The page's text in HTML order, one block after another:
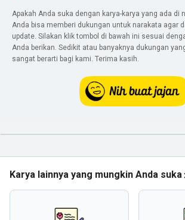
Apakah Anda suka dengan karya-karya yang ada di
Anda bisa memberi dukungan untuk narakata agar
update. Silakan klik tombol di bawah ini sesuai
Anda berikan. Sedikit atau banyaknya dukungan
sangat berarti bagi kami. Terima kasih.
Karya lainnya yang mungkin Anda suka